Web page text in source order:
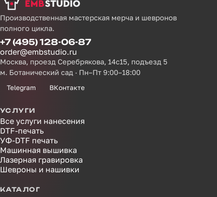
Производственная мастерская мерча и шевронов
полного цикла.
+7 (495) 128-06-87
order@embstudio.ru
Москва, проезд Серебрякова, 14с15, подъезд 5
м. Ботанический сад · Пн–Пт 9:00–18:00
Telegram ВКонтакте
УСЛУГИ
Все услуги нанесения
DTF-печать
УФ-DTF печать
Машинная вышивка
Лазерная гравировка
Шевроны и нашивки
КАТАЛОГ